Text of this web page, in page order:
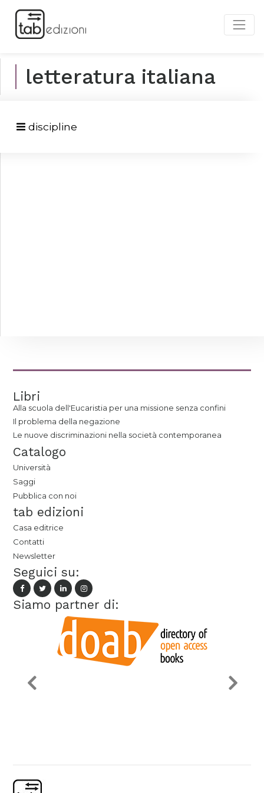
letteratura italiana
discipline
Libri
Alla scuola dell'Eucaristia per una missione senza confini
Il problema della negazione
Le nuove discriminazioni nella società contemporanea
Catalogo
Università
Saggi
Pubblica con noi
tab edizioni
Casa editrice
Contatti
Newsletter
Seguici su:
Siamo partner di: